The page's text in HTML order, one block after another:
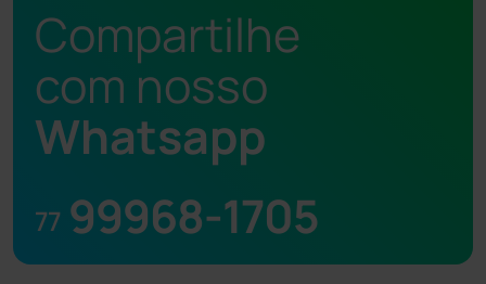
Compartilhe
com nosso
Whatsapp
77 99968-1705